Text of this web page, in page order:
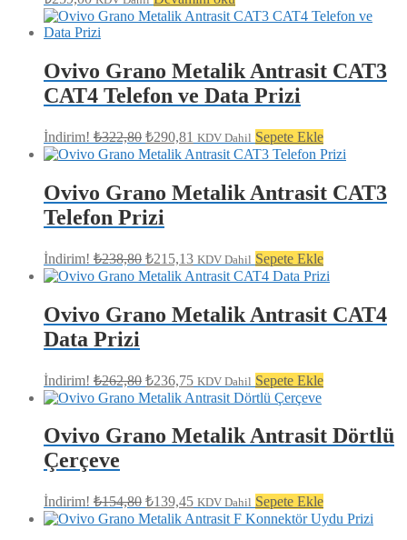
Ovivo Grano Metalik Antrasit CAT3
CAT4 Telefon ve Data Prizi
İndirim! ₺322,80 Orijinal
fiyat:
₺290,81 Şu
andaki
fiyat:
₺290,81.
KDV Dahil Sepete Ekle
Ovivo Grano Metalik Antrasit CAT3
Telefon Prizi
İndirim! ₺238,80 Orijinal
fiyat:
₺215,13 Şu
andaki
fiyat:
₺215,13.
KDV Dahil Sepete Ekle
Ovivo Grano Metalik Antrasit CAT4
Data Prizi
İndirim! ₺262,80 Orijinal
fiyat:
₺236,75 Şu
andaki
fiyat:
₺236,75.
KDV Dahil Sepete Ekle
Ovivo Grano Metalik Antrasit Dörtlü
Çerçeve
İndirim! ₺154,80 Orijinal
fiyat:
₺139,45 Şu
andaki
fiyat:
KDV Dahil Sepete Ekle